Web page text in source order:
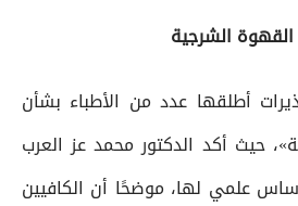
الشرجية
أطلقها عدد من الأطباء بشأن
حيث أكد الدكتور محمد عز العرب
علمي لها، موضحًا أن الكافيين